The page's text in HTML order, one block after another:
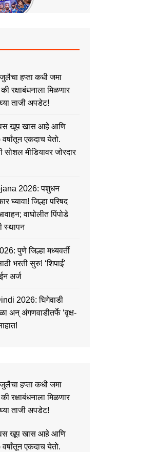
हप्ता कधी जमा
रक्षाबंधनाला मिळणार
ताजी अपडेट!
खूप खास आहे आणि
एकदाच येतो.
सोशल मीडियावर जोरदार
2026: पशुधन
घ्यावा! जिल्हा परिषद
वाघोलीत पिंपोडे
स्थापन
पुणे जिल्हा मध्यवर्ती
भरती सुरु! ‘शिपाई’
अर्ज
2026: घिगेवाडी
अन् अंगणवाडीतर्फे ‘वृक्ष-
हप्ता कधी जमा
रक्षाबंधनाला मिळणार
ताजी अपडेट!
खूप खास आहे आणि
एकदाच येतो.